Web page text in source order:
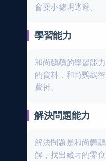
會耍小聰明逃避。
學習能力
和尚鸚鵡的學習能
的資料，和尚鸚鵡
費神。
解決問題能力
解決問題是和尚鸚
解，找出藏著的零